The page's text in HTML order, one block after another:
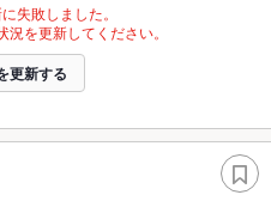
失敗しました。
を更新してください。
更新する